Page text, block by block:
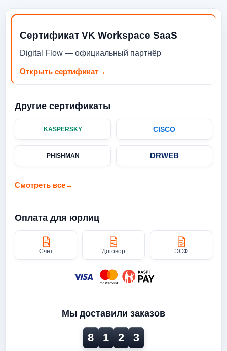
Сертификат VK Workspace SaaS
Digital Flow — официальный партнёр
Открыть сертификат→
Другие сертификаты
KASPERSKY CISCO
PHISHMAN DRWEB
Смотреть все→
Оплата для юрлиц
Счёт Договор ЭСФ
Мы доставили заказов
8 1 2 3